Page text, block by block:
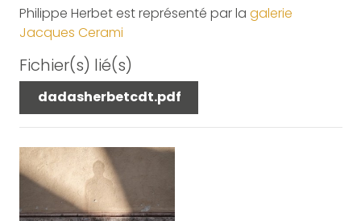
Philippe Herbet est représenté par la galerie
Jacques Cerami
Fichier(s) lié(s)
dadasherbetcdt.pdf